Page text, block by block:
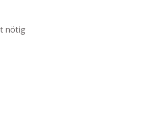
nötig